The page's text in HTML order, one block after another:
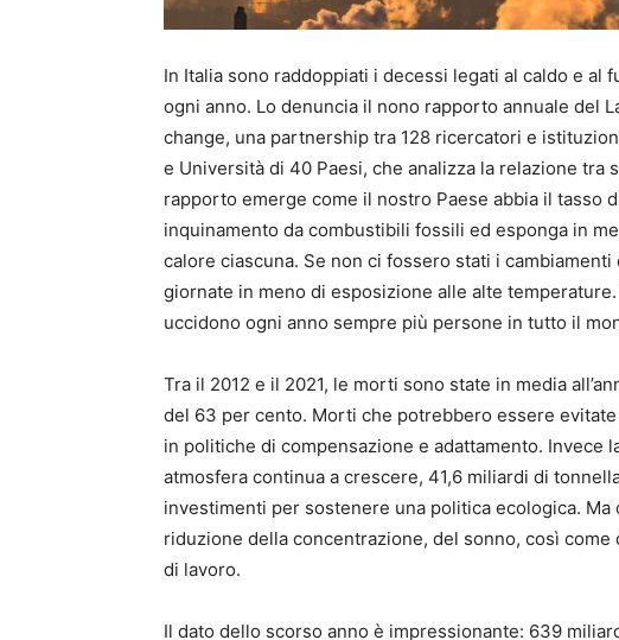
In Italia sono raddoppiati i decessi legati al caldo e al
ogni anno. Lo denuncia il nono rapporto annuale del
change, una partnership tra 128 ricercatori e
e Università di 40 Paesi, che analizza la relazione tra
rapporto emerge come il nostro Paese abbia il tasso
inquinamento da combustibili fossili ed esponga in
calore ciascuna. Se non ci fossero stati i
giornate in meno di esposizione alle alte
uccidono ogni anno sempre più persone in tutto il
Tra il 2012 e il 2021, le morti sono state in media
del 63 per cento. Morti che potrebbero essere
in politiche di compensazione e adattamento. Invece
atmosfera continua a crescere, 41,6 miliardi di
investimenti per sostenere una politica ecologica.
riduzione della concentrazione, del sonno, così
di lavoro.
Il dato dello scorso anno è impressionante: 639